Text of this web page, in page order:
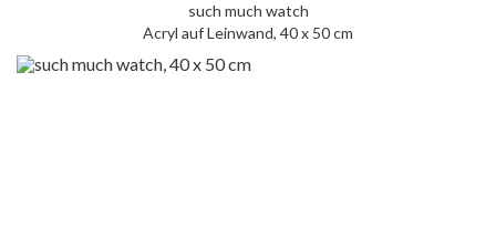
such much watch
Acryl auf Leinwand, 40 x 50 cm